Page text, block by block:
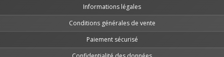
Informations légales
Conditions générales de vente
Paiement sécurisé